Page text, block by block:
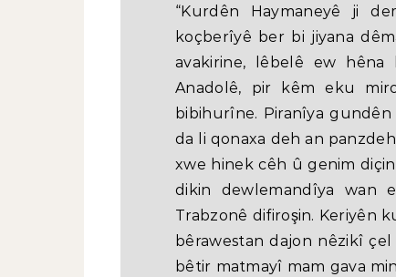
“Kurdên Haymaneyê ji
koçberîyê ber bi jiyana
avakirine, lêbelê ew
Anadolê, pir kêm eku
bibihurîne. Piranîya
da li qonaxa deh an
xwe hinek cêh û genim
dikin dewlemandîya wan
Trabzonê difiroşin. Keriyên
bêrawestan dajon nêzikî
bêtir matmayî mam gava